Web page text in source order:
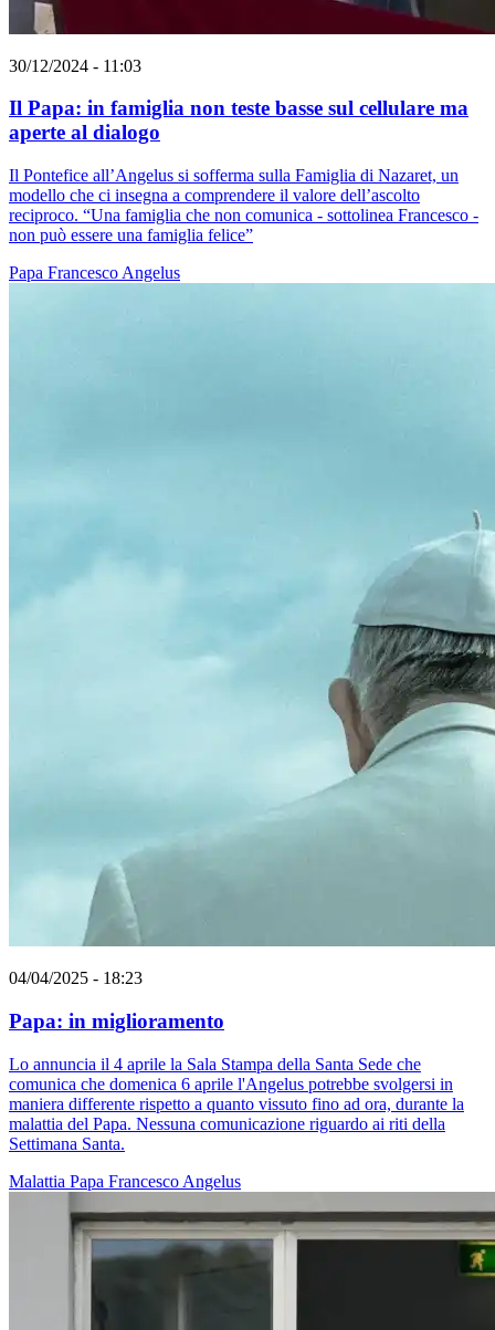
30/12/2024 - 11:03
Il Papa: in famiglia non teste basse sul cellulare ma
aperte al dialogo
Il Pontefice all’Angelus si sofferma sulla Famiglia di Nazaret, un
modello che ci insegna a comprendere il valore dell’ascolto
reciproco. “Una famiglia che non comunica - sottolinea Francesco -
non può essere una famiglia felice”
Papa Francesco Angelus
04/04/2025 - 18:23
Papa: in miglioramento
Lo annuncia il 4 aprile la Sala Stampa della Santa Sede che
comunica che domenica 6 aprile l'Angelus potrebbe svolgersi in
maniera differente rispetto a quanto vissuto fino ad ora, durante la
malattia del Papa. Nessuna comunicazione riguardo ai riti della
Settimana Santa.
Malattia Papa Francesco Angelus